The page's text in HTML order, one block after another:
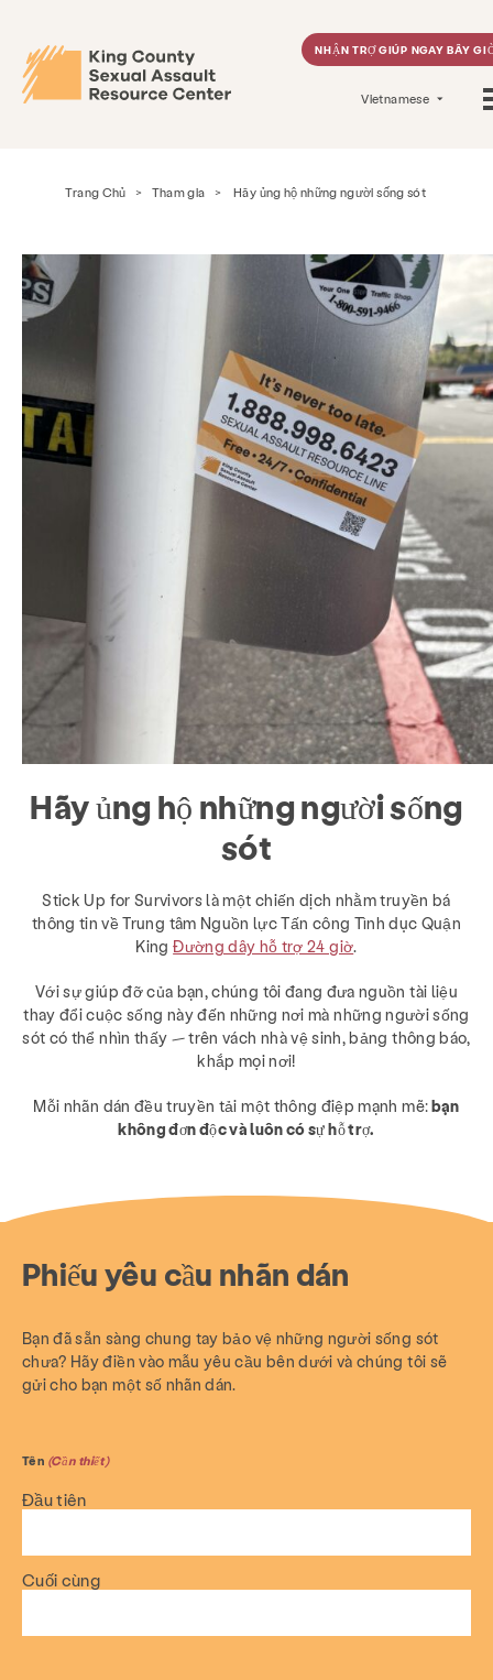
NHẬN TRỢ GIÚP NGAY BÂY
Vietnamese
Trang Chủ > Tham gia > Hãy ủng hộ những người sống sót
Hãy ủng hộ những người sống
sót
Stick Up for Survivors là một chiến dịch nhằm truyền bá
thông tin về Trung tâm Nguồn lực Tấn công Tình dục Quận
KingĐường dây hỗ trợ 24 giờ.
Với sự giúp đỡ của bạn, chúng tôi đang đưa nguồn tài liệu
thay đổi cuộc sống này đến những nơi mà những người sống
sót có thể nhìn thấy — trên vách nhà vệ sinh, bảng thông báo,
khắp mọi nơi!
Mỗi nhãn dán đều truyền tải một thông điệp mạnh mẽ:bạn
không đơn độc và luôn có sự hỗ trợ.
Phiếu yêu cầu nhãn dán
Bạn đã sẵn sàng chung tay bảo vệ những người sống sót
chưa? Hãy điền vào mẫu yêu cầu bên dưới và chúng tôi sẽ
gửi cho bạn một số nhãn dán.
Tên (Cần thiết)
Đầu tiên
Cuối cùng